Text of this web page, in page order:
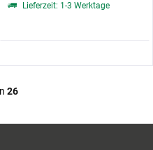
Lieferzeit: 1-3 Werktage
26